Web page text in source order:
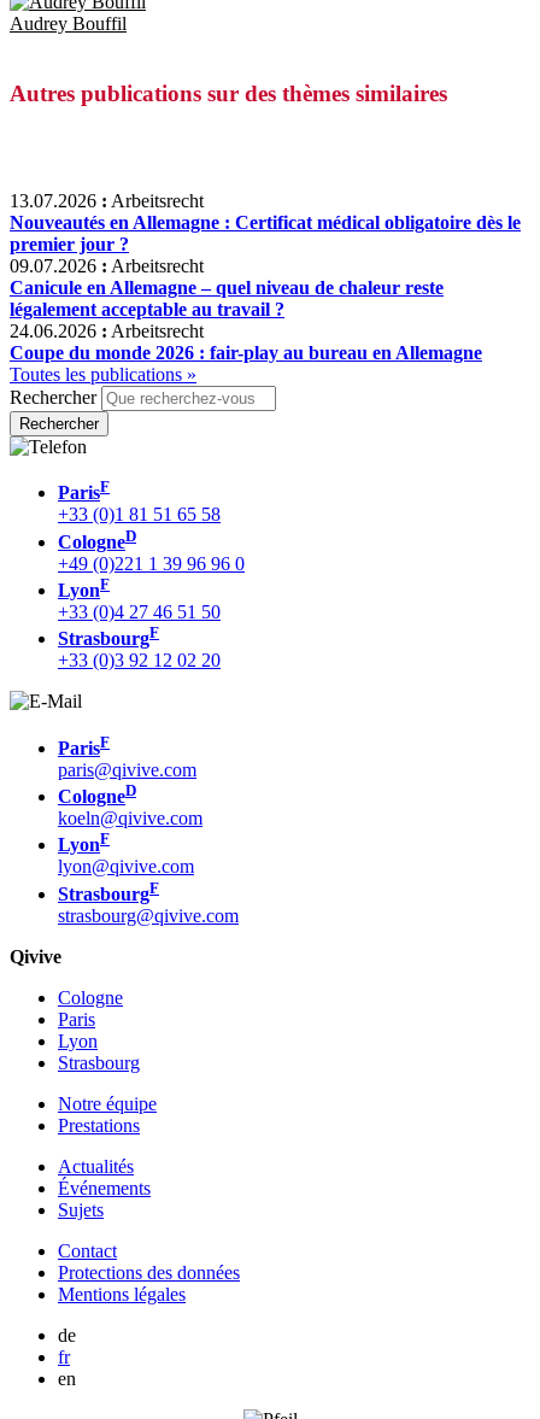
Audrey Bouffil
Autres publications sur des thèmes similaires
13.07.2026 : Arbeitsrecht
Nouveautés en Allemagne : Certificat médical obligatoire dès le
premier jour ?
09.07.2026 : Arbeitsrecht
Canicule en Allemagne – quel niveau de chaleur reste
légalement acceptable au travail ?
24.06.2026 : Arbeitsrecht
Coupe du monde 2026 : fair-play au bureau en Allemagne
Toutes les publications »
Rechercher
ParisF
+33 (0)1 81 51 65 58
CologneD
+49 (0)221 1 39 96 96 0
LyonF
+33 (0)4 27 46 51 50
StrasbourgF
+33 (0)3 92 12 02 20
ParisF
paris@qivive.com
CologneD
koeln@qivive.com
LyonF
lyon@qivive.com
StrasbourgF
strasbourg@qivive.com
Qivive
Cologne
Paris
Lyon
Strasbourg
Notre équipe
Prestations
Actualités
Événements
Sujets
Contact
Protections des données
Mentions légales
de
fr
en